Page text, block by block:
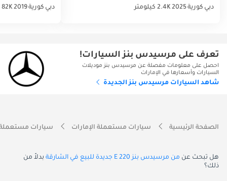
دبي كورية20252.4K كيلومتر دبي كورية201982K كيلومتر
تعرف على مرسيدس بنز السيارات!
احصل على معلومات مفصلة عن مرسيدس بنز موديلات
السيارات وأسعارها في الإمارات
شاهد السيارات مرسيدس بنز الجديدة
الصفحة الرئيسية سيارات مستعملة الإمارات سيارات مستعملة
هل تبحث عن من مرسيدس بنز E 220 جديدة للبيع في الشارقة
بدلاً من
ذلك؟